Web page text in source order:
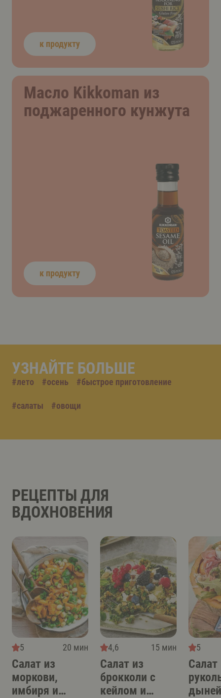
к продукту
Масло Kikkoman из
поджаренного кунжута
к продукту
УЗНАЙТЕ БОЛЬШЕ
#лето #осень #быстрое приготовление
#салаты #овощи
РЕЦЕПТЫ ДЛЯ
ВДОХНОВЕНИЯ
5 20 мин
Салат из
моркови,
имбиря и
4,6 15 мин
Салат из
брокколи с
кейлом и
5
Салат